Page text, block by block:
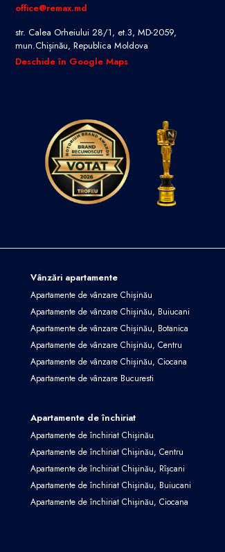
office@remax.md
str. Calea Orheiului 28/1, et.3, MD-2059,
mun.Chișinău, Republica Moldova
Deschide în Google Maps
Vânzări apartamente
Apartamente de vânzare Chișinău
Apartamente de vânzare Chișinău, Buiucani
Apartamente de vânzare Chișinău, Botanica
Apartamente de vânzare Chișinău, Centru
Apartamente de vânzare Chișinău, Ciocana
Apartamente de vânzare Bucuresti
Apartamente de închiriat
Apartamente de închiriat Chișinău
Apartamente de închiriat Chișinău, Centru
Apartamente de închiriat Chișinău, Rîșcani
Apartamente de închiriat Chișinău, Buiucani
Apartamente de închiriat Chișinău, Ciocana